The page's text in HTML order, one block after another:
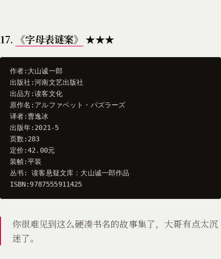
17. 《字母表谜案》 ★★★
作者: 大山诚一郎
出版社 :河南文艺出版社
出品方:读客文化
原作名 : アルファベット ・ パズラーズ
译者:曹逸冰
出版年: 2021 -5
页数 : 283
定价 :42.00元
装帧:平装
丛书 : 读客悬疑文库 ： 大山诚一郎作品
ISBN: 9787555911425
你很难见到这么硬凑书名的故事集了，大哥有点太沉
迷了。